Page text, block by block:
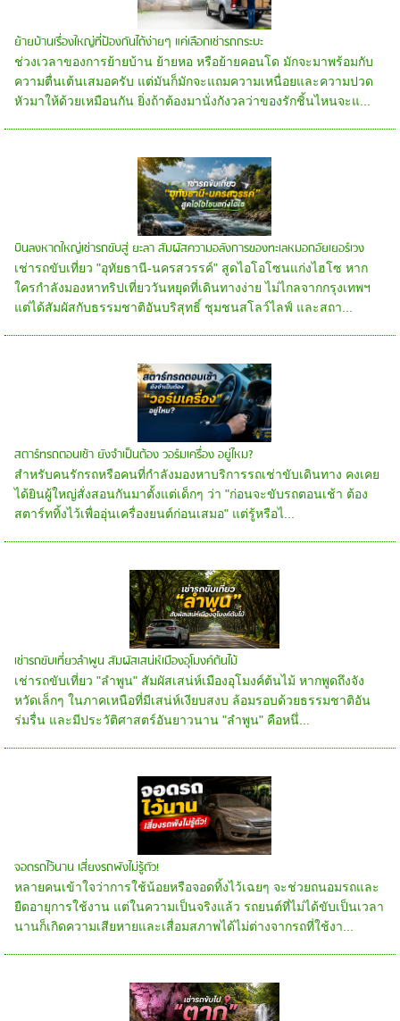
ย้ายบ้านเรื่องใหญ่ที่ป้องกันได้ง่ายๆ แค่เลือกเช่ารถกระบะ
ช่วงเวลาของการย้ายบ้าน ย้ายหอ หรือย้ายคอนโด มักจะมาพร้อมกับ
ความตื่นเต้นเสมอครับ แต่มันก็มักจะแถมความเหนื่อยและความปวด
หัวมาให้ด้วยเหมือนกัน ยิ่งถ้าต้องมานั่งกังวลว่าของรักชิ้นไหนจะแ...
บินลงหาดใหญ่เช่ารถขับสู่ ยะลา สัมผัสความอลังการของทะเลหมอกอัยเยอร์เวง
เช่ารถขับเที่ยว "อุทัยธานี-นครสวรรค์" สูดไอโอโซนแก่งไฮโซ หาก
ใครกำลังมองหาทริปเที่ยววันหยุดที่เดินทางง่าย ไม่ไกลจากกรุงเทพฯ
แต่ได้สัมผัสกับธรรมชาติอันบริสุทธิ์ ชุมชนสโลว์ไลฟ์ และสถา...
สตาร์ทรถตอนเช้า ยังจำเป็นต้อง วอร์มเครื่อง อยู่ไหม?
สำหรับคนรักรถหรือคนที่กำลังมองหาบริการรถเช่าขับเดินทาง คงเคย
ได้ยินผู้ใหญ่สั่งสอนกันมาตั้งแต่เด็กๆ ว่า "ก่อนจะขับรถตอนเช้า ต้อง
สตาร์ททิ้งไว้เพื่ออุ่นเครื่องยนต์ก่อนเสมอ" แต่รู้หรือไ...
เช่ารถขับเที่ยวลำพูน สัมผัสเสน่ห์เมืองอุโมงค์ต้นไม้
เช่ารถขับเที่ยว "ลำพูน" สัมผัสเสน่ห์เมืองอุโมงค์ต้นไม้ หากพูดถึงจัง
หวัดเล็กๆ ในภาคเหนือที่มีเสน่ห์เงียบสงบ ล้อมรอบด้วยธรรมชาติอัน
ร่มรื่น และมีประวัติศาสตร์อันยาวนาน "ลำพูน" คือหนึ่...
จอดรถไว้นาน เสี่ยงรถพังไม่รู้ตัว!
หลายคนเข้าใจว่าการใช้น้อยหรือจอดทิ้งไว้เฉยๆ จะช่วยถนอมรถและ
ยืดอายุการใช้งาน แต่ในความเป็นจริงแล้ว รถยนต์ที่ไม่ได้ขับเป็นเวลา
นานก็เกิดความเสียหายและเสื่อมสภาพได้ไม่ต่างจากรถที่ใช้งา...